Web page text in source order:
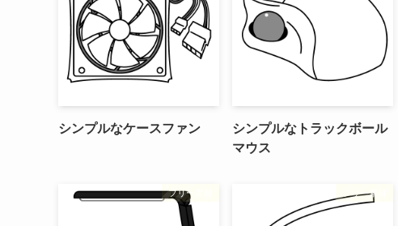
シンプルなケースファン
シンプルなトラックボール
マウス
フリー素材 フリー素材